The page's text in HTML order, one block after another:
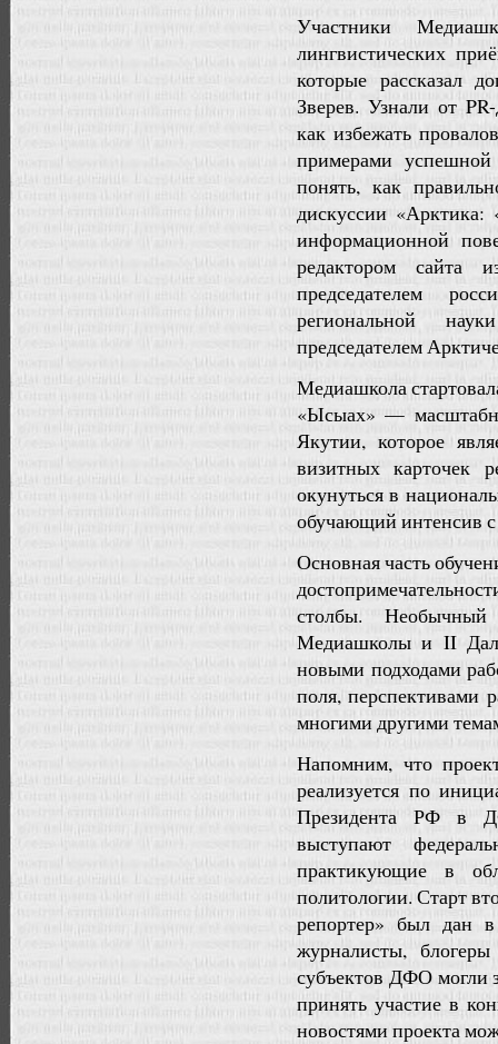
Участники
лингвистических
которые рассказал
Зверев. Узнали от
как избежать
примерами
понять, как
дискуссии «Арктика:
информационной
редактором сайта
председателем
региональной
председателем
Медиашкола
«Ысыах» —
Якутии, которое
визитных карточек
окунуться в
обучающий интенсив
Основная часть
столбы.
Медиашколы и II
новыми подходами
поля, перспективами
многими другими
Напомним, что
реализуется по
Президента РФ в
выступают
практикующие в
политологии. Старт
репортер» был дан
журналисты,
субъектов ДФО могли
принять участие в
новостями проекта